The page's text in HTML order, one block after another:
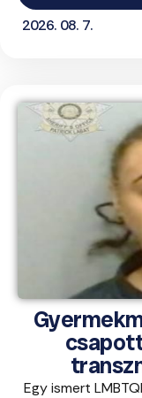
2026. 08. 7.
Egy ismert